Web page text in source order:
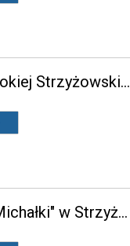
Przedszkole Publiczne w Wysokiej Strzyżowskiej
Przedszkole Samorządowe "Michałki" w Strzyżowie